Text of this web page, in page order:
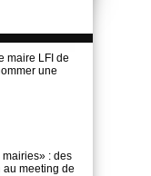
maire LFI de
une
mairies» : des
au meeting de